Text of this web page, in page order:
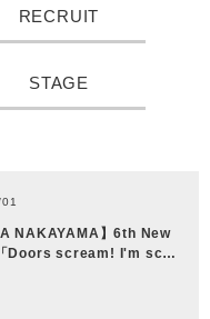
RECRUIT
STAGE
NAKAYAMA】6th New
Doors scream! I'm sc…